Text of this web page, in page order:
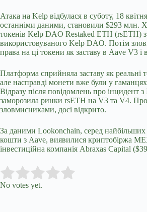
Атака на Kelp відбулася в суботу, 18
останніми даними, становили $293 млн.
токенів Kelp DAO Restaked ETH (rsETH)
використовуваного Kelp DAO. Потім
права на ці токени як заставу в Aave V3
Платформа сприйняла заставу як
але насправді монети вже були у
Відразу після повідомлень про інцидент
заморозила ринки rsETH на V3 та V4.
зловмисниками, досі відкрито.
За даними Lookonchain, серед найбільших
кошти з Aave, виявилися криптобіржа
інвестиційна компанія Abraxas Capital
Rate this item:
No votes yet.